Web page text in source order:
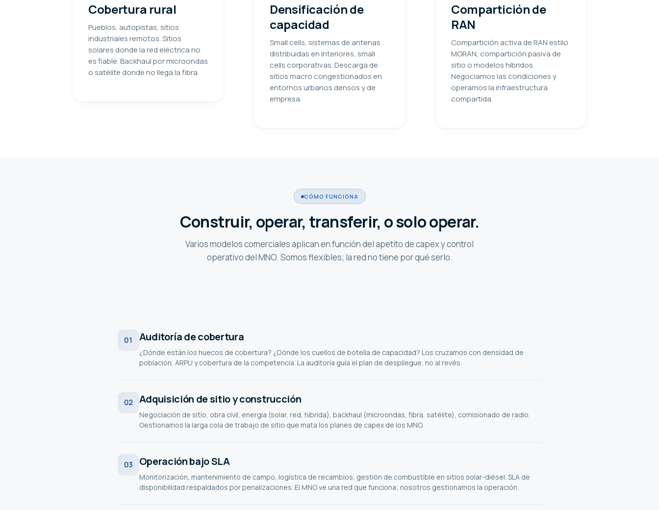
Cobertura rural
Pueblos, autopistas, sitios
industriales remotos. Sitios
solares donde la red eléctrica no
es fiable. Backhaul por microondas
o satélite donde no llega la fibra.
Densificación de
capacidad
Small cells, sistemas de antenas
distribuidas en interiores, small
cells corporativas. Descarga de
sitios macro congestionados en
entornos urbanos densos y de
empresa.
Compartición de
RAN
Compartición activa de RAN estilo
MORAN, compartición pasiva de
sitio o modelos híbridos.
Negociamos las condiciones y
operamos la infraestructura
compartida.
CÓMO FUNCIONA
Construir, operar, transferir, o solo operar.
Varios modelos comerciales aplican en función del apetito de capex y control
operativo del MNO. Somos flexibles; la red no tiene por qué serlo.
01 Auditoría de cobertura
¿Dónde están los huecos de cobertura? ¿Dónde los cuellos de botella de capacidad? Los cruzamos con densidad de
población, ARPU y cobertura de la competencia. La auditoría guía el plan de despliegue, no al revés.
02 Adquisición de sitio y construcción
Negociación de sitio, obra civil, energía (solar, red, híbrida), backhaul (microondas, fibra, satélite), comisionado de radio.
Gestionamos la larga cola de trabajo de sitio que mata los planes de capex de los MNO.
03 Operación bajo SLA
Monitorización, mantenimiento de campo, logística de recambios, gestión de combustible en sitios solar-diésel. SLA de
disponibilidad respaldados por penalizaciones. El MNO ve una red que funciona; nosotros gestionamos la operación.